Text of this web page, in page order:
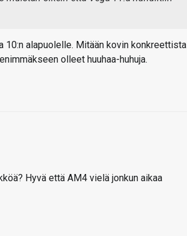
alapuolelle. Mitään kovin konkreettista
olleet huuhaa-huhuja.
Hyvä että AM4 vielä jonkun aikaa